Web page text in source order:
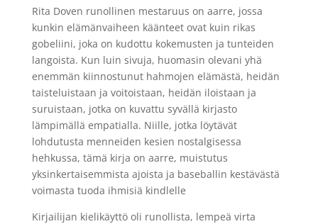
Rita Doven runollinen mestaruus on aarre, jossa
kunkin elämänvaiheen käänteet ovat kuin rikas
gobeliini, joka on kudottu kokemusten ja tunteiden
langoista. Kun luin sivuja, huomasin olevani yhä
enemmän kiinnostunut hahmojen elämästä, heidän
taisteluistaan ja voitoistaan, heidän iloistaan ja
suruistaan, jotka on kuvattu syvällä kirjasto
lämpimällä empatialla. Niille, jotka löytävät
lohdutusta menneiden kesien nostalgisessa
hehkussa, tämä kirja on aarre, muistutus
yksinkertaisemmista ajoista ja baseballin kestävästä
voimasta tuoda ihmisiä kindlelle
Kirjailijan kielikäyttö oli runollista, lempeä virta